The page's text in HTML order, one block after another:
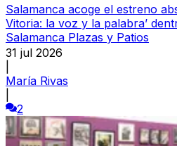
Salamanca acoge el estreno
Vitoria: la voz y la palabra’
Salamanca Plazas y Patios
31 jul 2026
María Rivas
2